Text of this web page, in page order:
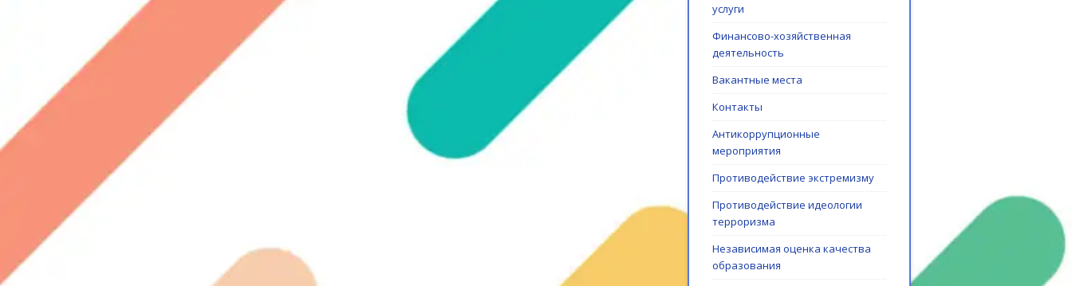
услуги
Финансово-хозяйственная
деятельность
Вакантные места
Контакты
Антикоррупционные
мероприятия
Противодействие экстремизму
Противодействие идеологии
терроризма
Независимая оценка качества
образования